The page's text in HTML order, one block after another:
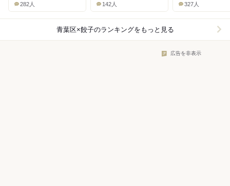
282人 142人 327人
青葉区×餃子のランキングをもっと見る
広告を非表示